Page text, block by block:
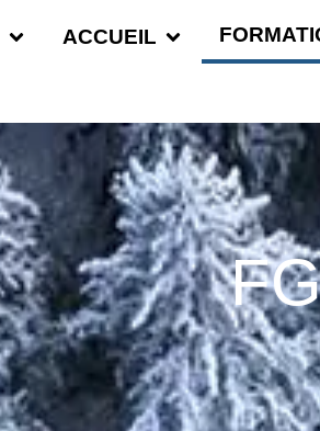
ACCUEIL